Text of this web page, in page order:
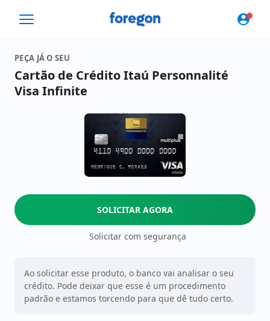
Foregon.com
PEÇA JÁ O SEU
Cartão de Crédito Itaú Personnalité
Visa Infinite
SOLICITAR AGORA
Solicitar com segurança
Ao solicitar esse produto, o banco vai analisar o seu
crédito. Pode deixar que esse é um procedimento
padrão e estamos torcendo para que dê tudo certo.